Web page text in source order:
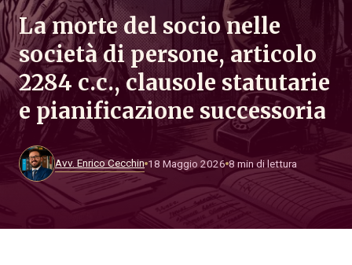
La morte del socio nelle
società di persone, articolo
2284 c.c., clausole statutarie
e pianificazione successoria
Avv. Enrico Cecchin 18 Maggio 2026 8 min di lettura